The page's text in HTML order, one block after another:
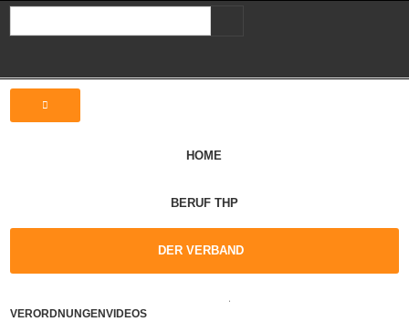
HOME
BERUF THP
DER VERBAND
VERORDNUNGENVIDEOS
ARTIKEL